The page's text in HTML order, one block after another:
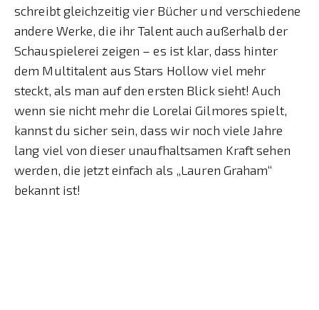
schreibt gleichzeitig vier Bücher und verschiedene
andere Werke, die ihr Talent auch außerhalb der
Schauspielerei zeigen – es ist klar, dass hinter
dem Multitalent aus Stars Hollow viel mehr
steckt, als man auf den ersten Blick sieht! Auch
wenn sie nicht mehr die Lorelai Gilmores spielt,
kannst du sicher sein, dass wir noch viele Jahre
lang viel von dieser unaufhaltsamen Kraft sehen
werden, die jetzt einfach als „Lauren Graham“
bekannt ist!